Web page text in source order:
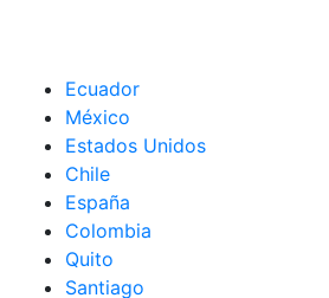
Ecuador
México
Estados Unidos
Chile
España
Colombia
Quito
Santiago